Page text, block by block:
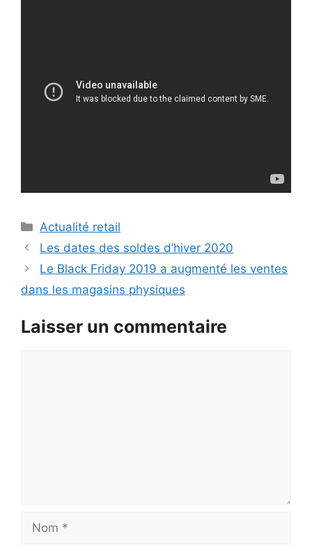
Catégories
Actualité retail
Les dates des soldes d’hiver 2020
Le Black Friday 2019 a augmenté les ventes
dans les magasins physiques
Laisser un commentaire
Nom